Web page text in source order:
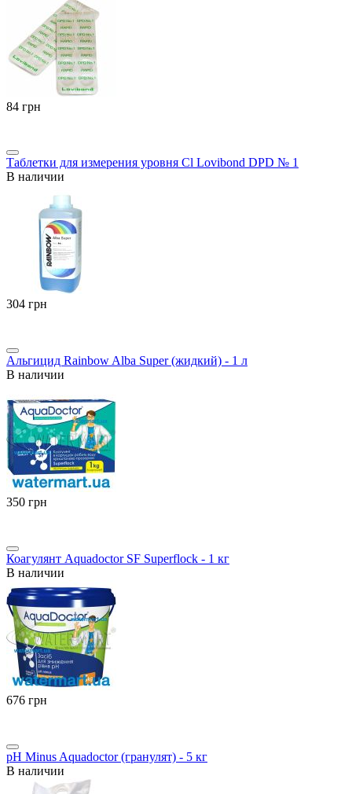
‍84‍ грн
Таблетки для измерения уровня Cl Lovibond DPD № 1
В наличии
‍304‍ грн
Альгицид Rainbow Alba Super (жидкий) - 1 л
В наличии
‍350‍ грн
Коагулянт Aquadoctor SF Superflock - 1 кг
В наличии
‍676‍ грн
pH Minus Aquadoctor (гранулят) - 5 кг
В наличии